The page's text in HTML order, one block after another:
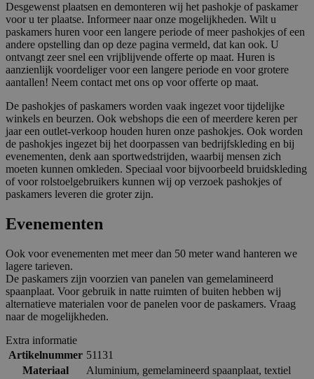
Desgewenst plaatsen en demonteren wij het pashokje of paskamer
voor u ter plaatse. Informeer naar onze mogelijkheden. Wilt u
paskamers huren voor een langere periode of meer pashokjes of een
andere opstelling dan op deze pagina vermeld, dat kan ook. U
ontvangt zeer snel een vrijblijvende offerte op maat. Huren is
aanzienlijk voordeliger voor een langere periode en voor grotere
aantallen! Neem contact met ons op voor offerte op maat.
De pashokjes of paskamers worden vaak ingezet voor tijdelijke
winkels en beurzen. Ook webshops die een of meerdere keren per
jaar een outlet-verkoop houden huren onze pashokjes. Ook worden
de pashokjes ingezet bij het doorpassen van bedrijfskleding en bij
evenementen, denk aan sportwedstrijden, waarbij mensen zich
moeten kunnen omkleden. Speciaal voor bijvoorbeeld bruidskleding
of voor rolstoelgebruikers kunnen wij op verzoek pashokjes of
paskamers leveren die groter zijn.
Evenementen
Ook voor evenementen met meer dan 50 meter wand hanteren we
lagere tarieven.
De paskamers zijn voorzien van panelen van gemelamineerd
spaanplaat. Voor gebruik in natte ruimten of buiten hebben wij
alternatieve materialen voor de panelen voor de paskamers. Vraag
naar de mogelijkheden.
Extra informatie
Artikelnummer 51131
Materiaal
Aluminium, gemelamineerd spaanplaat, textiel